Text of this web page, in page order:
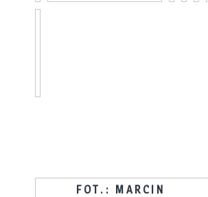
FOT.: MARCIN